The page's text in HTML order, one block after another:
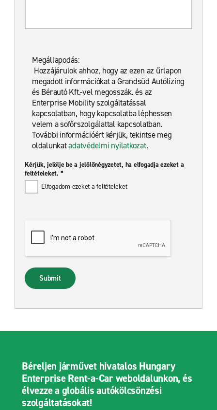
Megállapodás:
Hozzájárulok ahhoz, hogy az ezen az űrlapon
megadott információkat a Grandsüd Autólízing
és Bérautó Kft.-vel megosszák. és az
Enterprise Mobility szolgáltatással
kapcsolatban, hogy kapcsolatba léphessen
velem a sofőrszolgálattal kapcsolatban.
További információért kérjük, tekintse meg
oldalunkatadatvédelmi nyilatkozat.
Kérjük, jelölje be a jelölőnégyzetet, ha elfogadja ezeket a
feltételeket. *
Elfogadom ezeket a feltételeket
Submit
Béreljen járművet hivatalos Hungary
Enterprise Rent-a-Car weboldalunkon, és
élvezze a globális autókölcsönzési
szolgáltatásokat!